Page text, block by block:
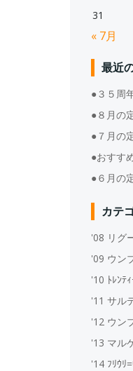
31
« 7月
最近
●３５周
●８月の
●７月の
●おすす
●６月の
カテ
'08 リグ
'09 ウン
'10 ﾄﾚﾝﾃ
'11 サル
'12 ウン
'13 マル
'14 ﾌﾘｳﾘ